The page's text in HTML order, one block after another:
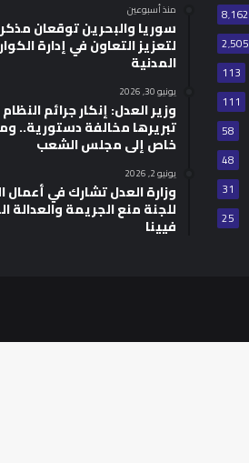
8٬162
2٬505
113
111
58
48
31
25
منذ أسبوعين
سوريا والبحرين توقعان
لتعزيز التعاون في إدارة
المدنية
يونيو 30, 2026
وزير العدل: إنكار جرائم النظام
تبريرها مخالفة دستورية..
خاص إلى مجلس الشعب
يونيو 2, 2026
للجنة منع الجريمة والعدالة
فيينا